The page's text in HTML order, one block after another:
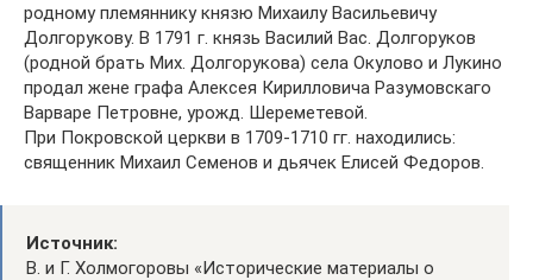
родному племяннику князю Михаилу Васильевичу
Долгорукову. В 1791 г. князь Василий Вас. Долгоруков
(родной брать Мих. Долгорукова) села Окулово и Лукино
продал жене графа Алексея Кирилловича Разумовскаго
Варваре Петровне, урожд. Шереметевой.
При Покровской церкви в 1709-1710 гг. находились:
священник Михаил Семенов и дьячек Елисей Федоров.
Источник:
В. и Г. Холмогоровы «Исторические материалы о